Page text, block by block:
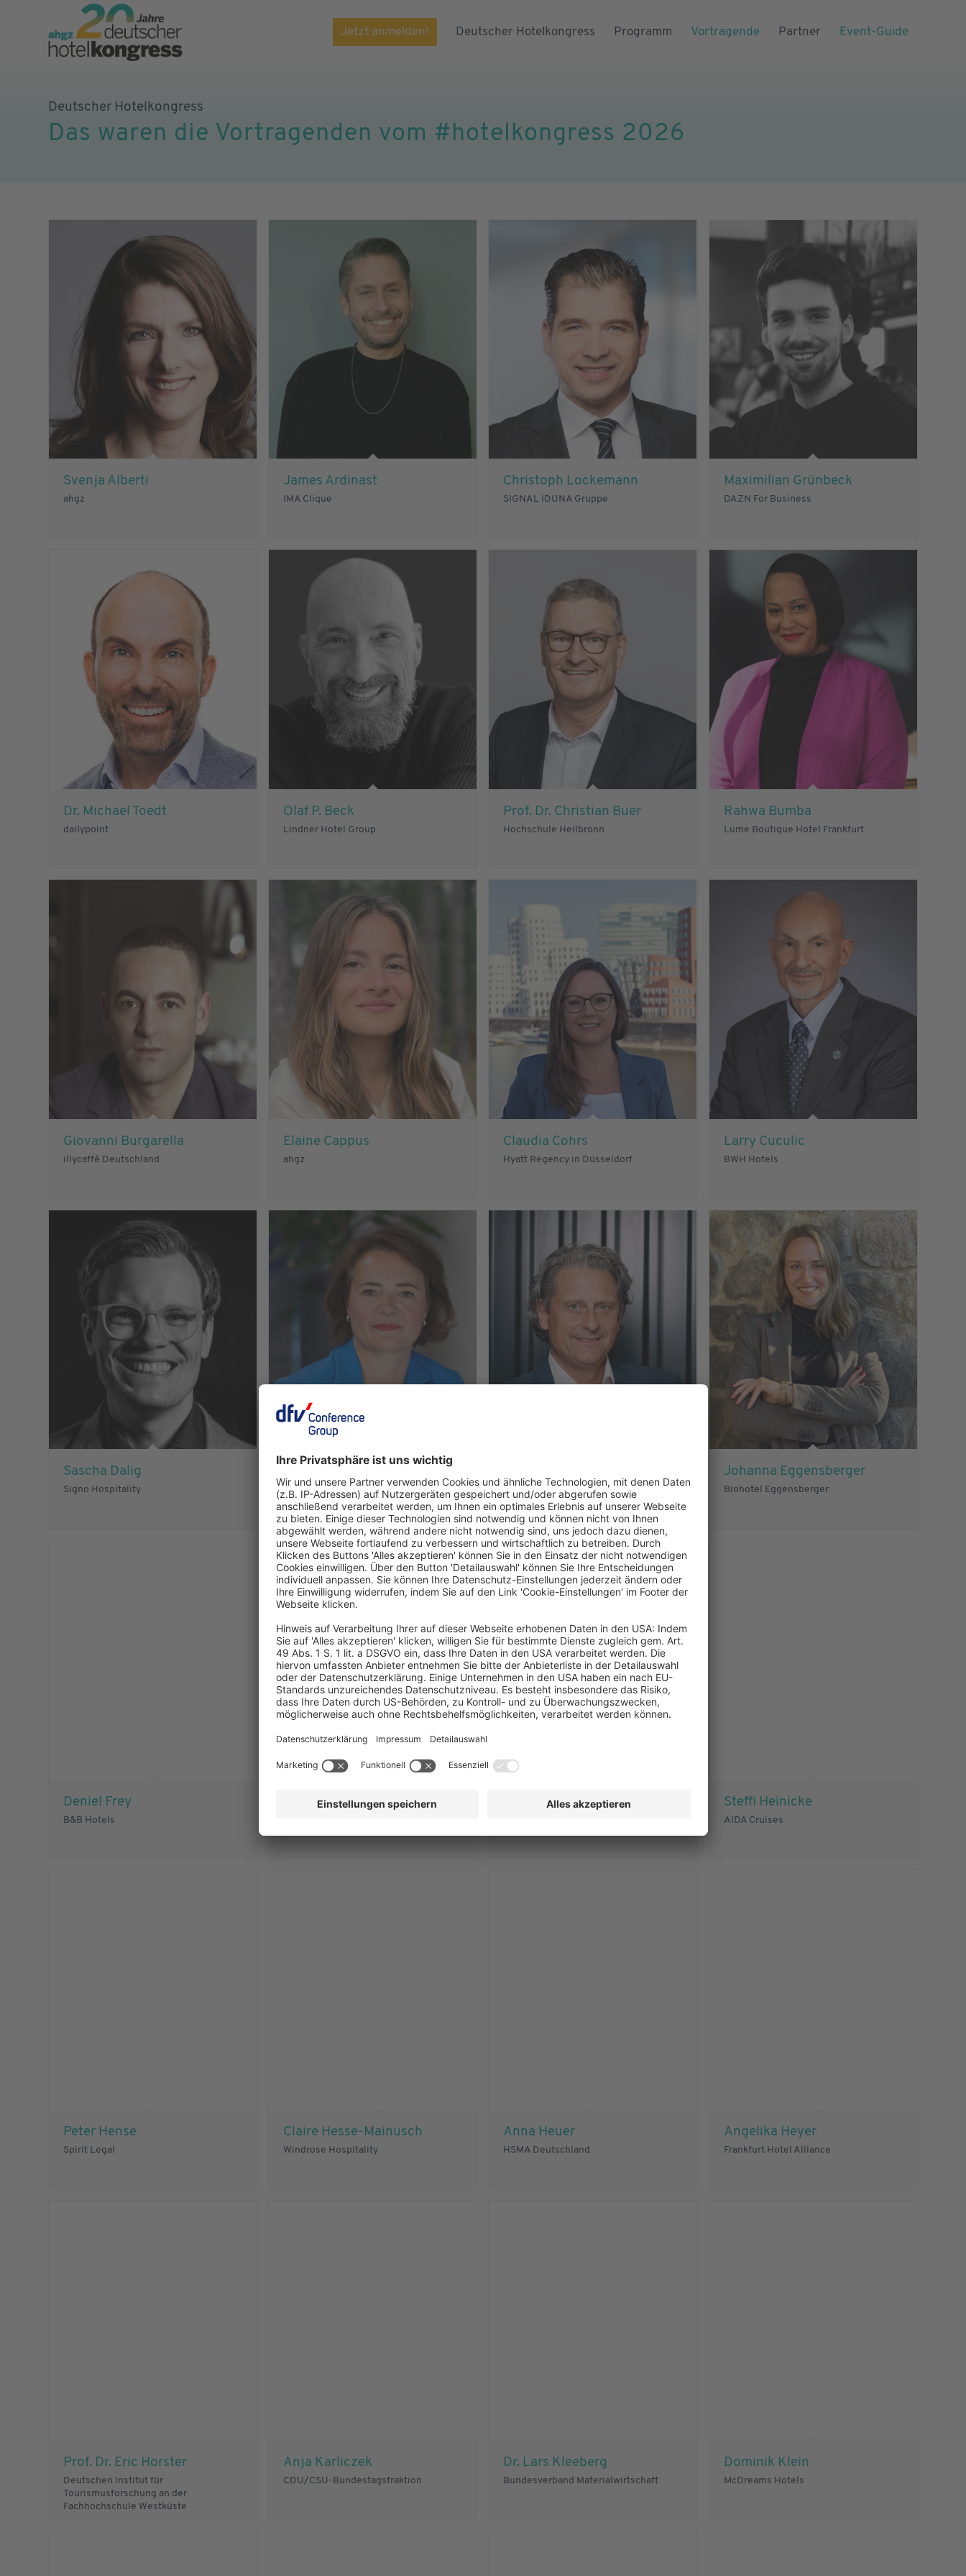
Jetzt anmelden! Deutscher Hotelkongress Programm Vortragende Partner Event-Guide
Deutscher Hotelkongress
Das waren die Vortragenden vom #hotelkongress 2026
Svenja Alberti
ahgz
James Ardinast
IMA Clique
Christoph Lockemann
SIGNAL IDUNA Gruppe
Maximilian Grünbeck
DAZN For Business
Dr. Michael Toedt
dailypoint
Olaf P. Beck
Lindner Hotel Group
Prof. Dr. Christian Buer
Hochschule Heilbronn
Rahwa Bumba
Lume Boutique Hotel Frankfurt
Giovanni Burgarella
illycaffè Deutschland
Elaine Cappus
ahgz
Claudia Cohrs
Hyatt Regency in Düsseldorf
Larry Cuculic
BWH Hotels
Sascha Dalig
Signo Hospitality Fair Job Hotels Life Fitness
Johanna Eggensberger
Biohotel Eggensberger
Deniel Frey
B&B Hotels
Erik Friemuth Florian Glauert Steffi Heinicke
AIDA Cruises
Peter Hense
Spirit Legal
Claire Hesse-Mainusch
Windrose Hospitality
Anna Heuer
HSMA Deutschland
Angelika Heyer
Frankfurt Hotel Alliance
Prof. Dr. Eric Horster
Deutschen Institut für
Tourismusforschung an der
Fachhochschule Westküste
Anja Karliczek
CDU/CSU-Bundestagsfraktion
Dr. Lars Kleeberg
Bundesverband Materialwirtschaft
Dominik Klein
McDreams Hotels